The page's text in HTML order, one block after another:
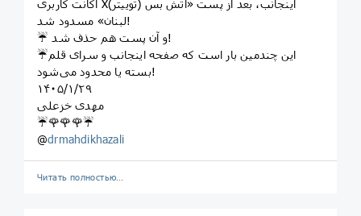
اکانت کاربری X(توییتر) اینجانب، بعد از پست «آتش بس
لبنان» مسدود شد!
☔️ و آن پست هم حذف شد!
☔️این چندمین بار است که صفحه اینجانب و سرای قلم
بسته یا محدود می‌شود!
١۴٠۵/١/٢٩
مهدی خزعلی
☔️🌹🌹🌹☔️
@drmahdikhazali
Читать полностью…